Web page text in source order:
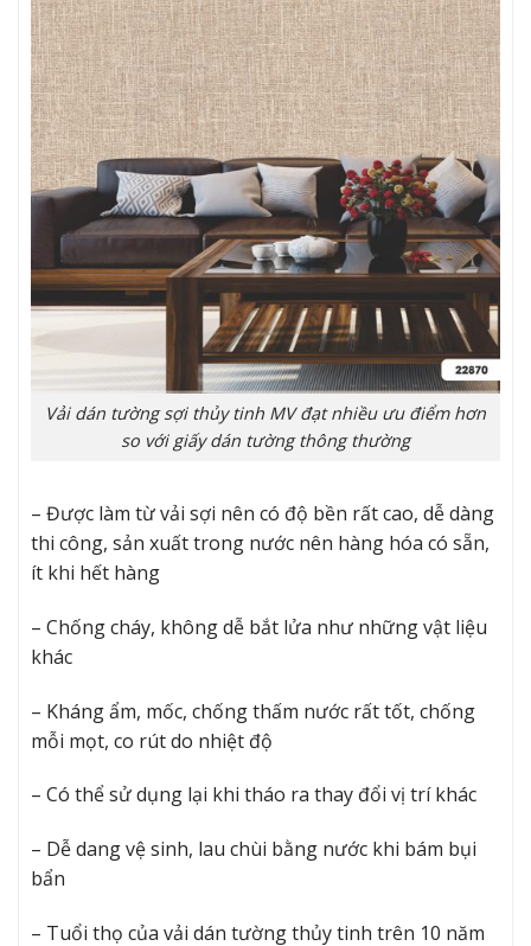
Vải dán tường sợi thủy tinh MV đạt nhiều ưu điểm hơn
so với giấy dán tường thông thường
– Được làm từ vải sợi nên có độ bền rất cao, dễ dàng
thi công, sản xuất trong nước nên hàng hóa có sẵn,
ít khi hết hàng
– Chống cháy, không dễ bắt lửa như những vật liệu
khác
– Kháng ẩm, mốc, chống thấm nước rất tốt, chống
mỗi mọt, co rút do nhiệt độ
– Có thể sử dụng lại khi tháo ra thay đổi vị trí khác
– Dễ dang vệ sinh, lau chùi bằng nước khi bám bụi
bẩn
– Tuổi thọ của vải dán tường thủy tinh trên 10 năm